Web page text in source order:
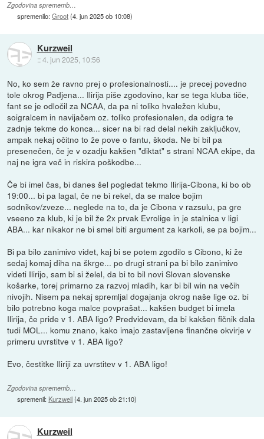
Zgodovina sprememb…
spremenilo:Groot(4. jun 2025 ob 10:08)
Kurzweil
::4. jun 2025, 10:56
No, ko sem že ravno prej o profesionalnosti.... je precej povedno
tole okrog Padjena... Ilirija piše zgodovino, kar se tega kluba tiče,
fant se je odločil za NCAA, da pa ni toliko hvaležen klubu,
soigralcem in navijačem oz. toliko profesionalen, da odigra te
zadnje tekme do konca... sicer na bi rad delal nekih zaključkov,
ampak nekaj očitno to že pove o fantu, škoda. Ne bi bil pa
presenečen, če je v ozadju kakšen "diktat" s strani NCAA ekipe, da
naj ne igra več in riskira poškodbe...
Če bi imel čas, bi danes šel pogledat tekmo Ilirija-Cibona, ki bo ob
19:00... bi pa lagal, če ne bi rekel, da se malce bojim
sodnikov/zveze... neglede na to, da je Cibona v razsulu, pa gre
vseeno za klub, ki je bil že 2x prvak Evrolige in je stalnica v ligi
ABA... kar nikakor ne bi smel biti argument za karkoli, se pa bojim...
Bi pa bilo zanimivo videt, kaj bi se potem zgodilo s Cibono, ki že
sedaj komaj diha na škrge... po drugi strani pa bi bilo zanimivo
videti Ilirijo, sam bi si želel, da bi to bil novi Slovan slovenske
košarke, torej primarno za razvoj mladih, kar bi bil win na večih
nivojih. Nisem pa nekaj spremljal dogajanja okrog naše lige oz. bi
bilo potrebno koga malce povprašat... kakšen budget bi imela
Ilirija, če pride v 1. ABA ligo? Predvidevam, da bi kakšen fičnik dala
tudi MOL... komu znano, kako imajo zastavljene finančne okvirje v
primeru uvrstitve v 1. ABA ligo?
Evo, čestitke Iliriji za uvrstitev v 1. ABA ligo!
Zgodovina sprememb…
spremenil: Kurzweil(4. jun 2025 ob 21:10)
Kurzweil